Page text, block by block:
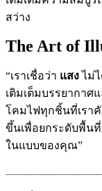
สว่าง
The Art of
“เราเชื่อว่า แสงไม่
เติมเต็มบรรยากา
โคมไฟทุกชิ้นที่เรา
ขึ้นเพื่อยกระดับพื้น
ในแบบของคุณ”